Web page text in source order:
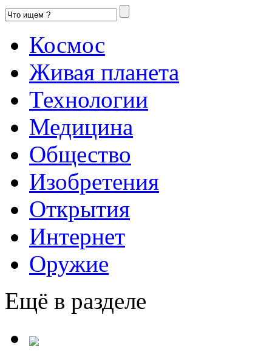
Космос
Живая планета
Технологии
Медицина
Общество
Изобретения
Открытия
Интернет
Оружие
Ещё в разделе